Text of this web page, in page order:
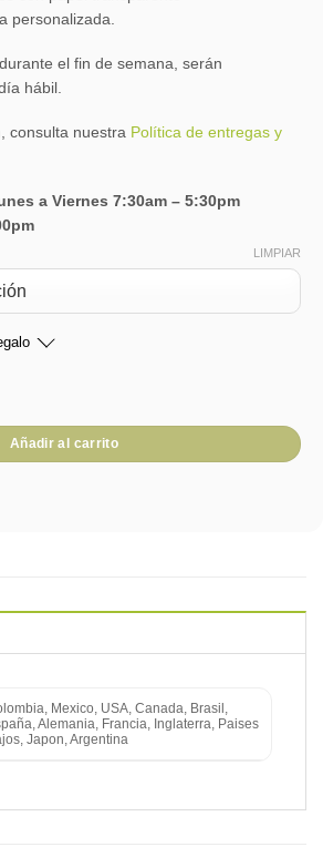
personalizada.
el fin de semana, serán
hábil.
consulta nuestra Política de entregas y
a Viernes 7:30am – 5:30pm
LIMPIAR
Añadir al carrito
Mexico, USA, Canada, Brasil,
Alemania, Francia, Inglaterra, Paises
Japon, Argentina